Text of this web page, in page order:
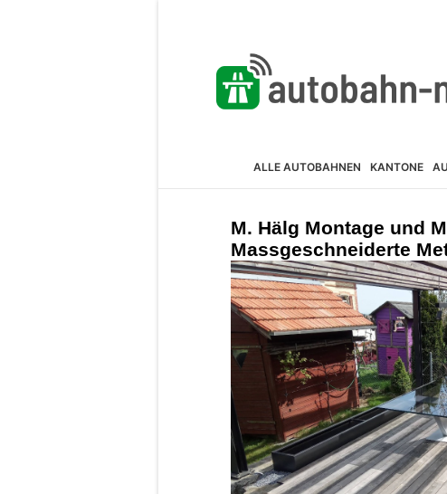
ALLE AUTOBAHNEN KANTONE
M. Hälg Montage und
Massgeschneiderte